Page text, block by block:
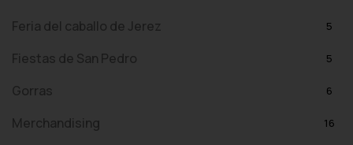
Feria del caballo de Jerez 5
Fiestas de San Pedro 5
Gorras 6
Merchandising 16